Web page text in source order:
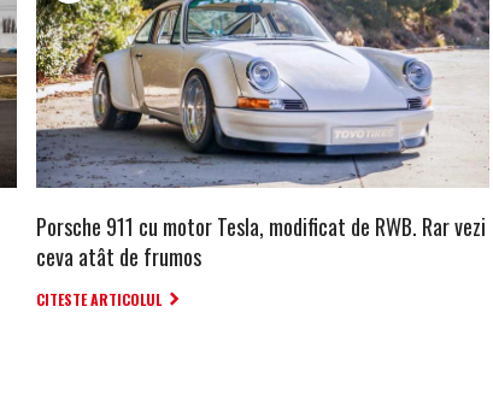
Porsche 911 cu motor Tesla, modificat de RWB. Rar vezi
ceva atât de frumos
CITESTE ARTICOLUL